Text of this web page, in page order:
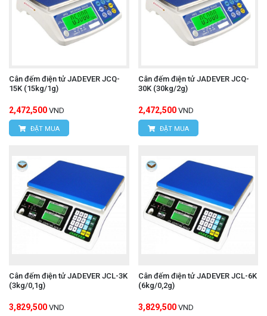
Cân đếm điện tử JADEVER JCQ-
15K (15kg/1g)
2,472,500 VND
ĐẶT MUA
Cân đếm điện tử JADEVER JCQ-
30K (30kg/2g)
2,472,500 VND
ĐẶT MUA
Cân đếm điện tử JADEVER JCL-3K
(3kg/0,1g)
3,829,500 VND
Cân đếm điện tử JADEVER JCL-6K
(6kg/0,2g)
3,829,500 VND